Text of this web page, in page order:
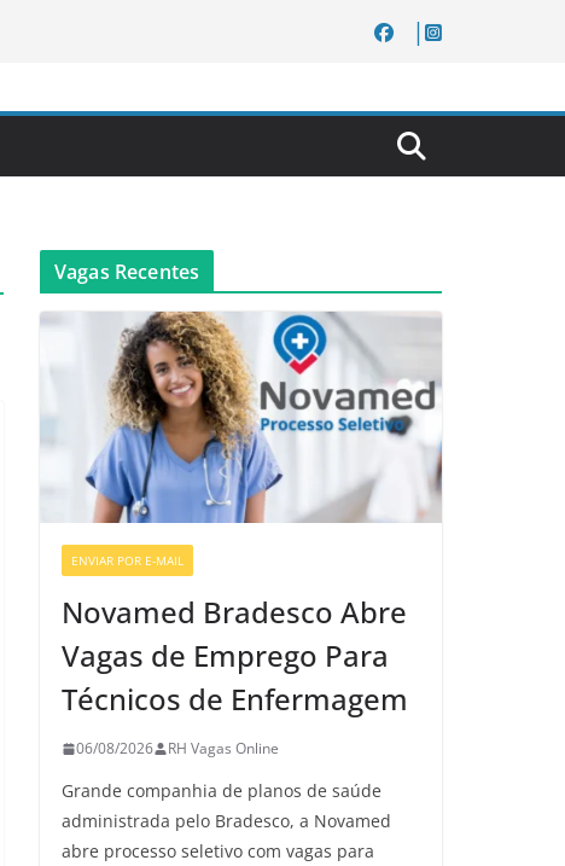
Vagas Recentes
ENVIAR POR E-MAIL
Novamed Bradesco Abre
Vagas de Emprego Para
Técnicos de Enfermagem
06/08/2026 RH Vagas Online
Grande companhia de planos de saúde
administrada pelo Bradesco, a Novamed
abre processo seletivo com vagas para